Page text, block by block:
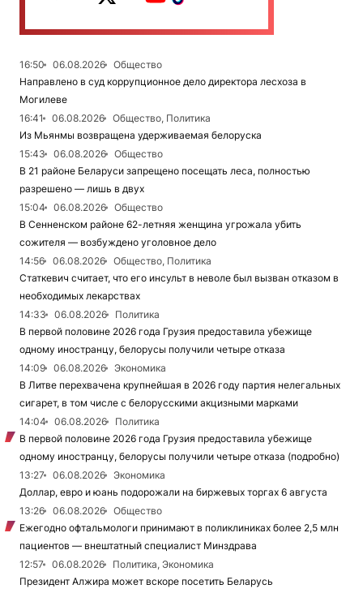
16:50 06.08.2026
Общество
Направлено в суд коррупционное дело директора лесхоза в
Могилеве
16:41
06.08.2026
Общество, Политика
Из Мьянмы возвращена удерживаемая белоруска
15:43
06.08.2026
Общество
В 21 районе Беларуси запрещено посещать леса, полностью
разрешено — лишь в двух
15:04
06.08.2026
Общество
В Сенненском районе 62-летняя женщина угрожала убить
сожителя — возбуждено уголовное дело
14:56
06.08.2026
Общество, Политика
Статкевич считает, что его инсульт в неволе был вызван отказом в
необходимых лекарствах
14:33
06.08.2026
Политика
В первой половине 2026 года Грузия предоставила убежище
одному иностранцу, белорусы получили четыре отказа
14:09
06.08.2026
Экономика
В Литве перехвачена крупнейшая в 2026 году партия нелегальных
сигарет, в том числе с белорусскими акцизными марками
14:04
06.08.2026
Политика
В первой половине 2026 года Грузия предоставила убежище
одному иностранцу, белорусы получили четыре отказа (подробно)
13:27
06.08.2026
Экономика
Доллар, евро и юань подорожали на биржевых торгах 6 августа
13:26
06.08.2026
Общество
Ежегодно офтальмологи принимают в поликлиниках более 2,5 млн
пациентов — внештатный специалист Минздрава
12:57
06.08.2026
Политика, Экономика
Президент Алжира может вскоре посетить Беларусь